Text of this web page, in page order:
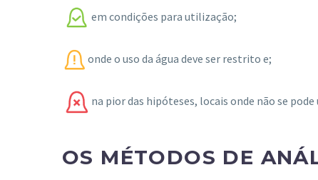
em condições para utilização;
onde o uso da água deve ser restrito e;
na pior das hipóteses, locais onde não se
OS MÉTODOS DE ANÁ